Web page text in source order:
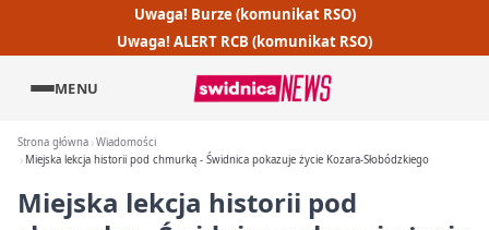
Uwaga! Burze (komunikat RSO)
Uwaga! ALERT RCB (komunikat RSO)
MENU
Strona główna Wiadomości
Miejska lekcja historii pod chmurką - Świdnica pokazuje życie Kozara-Słobódzkiego
Miejska lekcja historii pod